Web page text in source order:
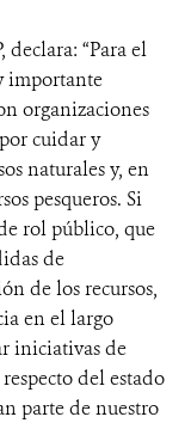
“Para el
importante
organizaciones
cuidar y
naturales y, en
pesqueros. Si
rol público, que
de
de los recursos,
en el largo
iniciativas de
del estado
parte de nuestro